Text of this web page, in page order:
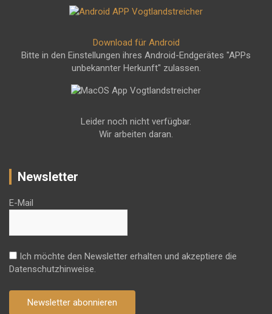
Download für Android
Bitte in den Einstellungen ihres Android-Endgerätes "APPs
unbekannter Herkunft" zulassen.
Leider noch nicht verfügbar.
Wir arbeiten daran.
Newsletter
E-Mail
Ich möchte den Newsletter erhalten und akzeptiere die
Datenschutzhinweise.
Newsletter abonnieren